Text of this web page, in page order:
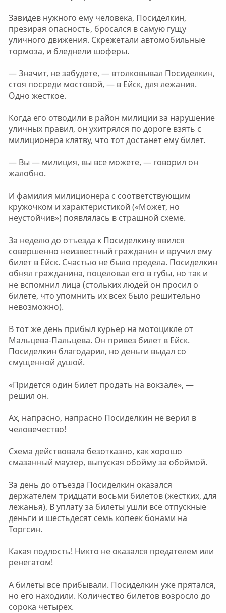
Завидев нужного ему человека, Посиделкин,
презирая опасность, бросался в самую гущу
уличного движения. Скрежетали автомобильные
тормоза, и бледнели шоферы.
— Значит, не забудете, — втолковывал Посиделкин,
стоя посреди мостовой, — в Ейск, для лежания.
Одно жесткое.
Когда его отводили в район милиции за нарушение
уличных правил, он ухитрялся по дороге взять с
милиционера клятву, что тот достанет ему билет.
— Вы — милиция, вы все можете, — говорил он
жалобно.
И фамилия милиционера с соответствующим
кружочком и характеристикой («Может, но
неустойчив») появлялась в страшной схеме.
За неделю до отъезда к Посиделкину явился
совершенно неизвестный гражданин и вручил ему
билет в Ейск. Счастью не было предела. Посиделкин
обнял гражданина, поцеловал его в губы, но так и
не вспомнил лица (стольких людей он просил о
билете, что упомнить их всех было решительно
невозможно).
В тот же день прибыл курьер на мотоцикле от
Мальцева-Пальцева. Он привез билет в Ейск.
Посиделкин благодарил, но деньги выдал со
смущенной душой.
«Придется один билет продать на вокзале», —
решил он.
Ax, напрасно, напрасно Посиделкин не верил в
человечество!
Схема действовала безотказно, как хорошо
смазанный маузер, выпуская обойму за обоймой.
За день до отъезда Посиделкин оказался
держателем тридцати восьми билетов (жестких, для
лежанья), В уплату за билеты ушли все отпускные
деньги и шестьдесят семь копеек бонами на
Торгсин.
Какая подлость! Никто не оказался предателем или
ренегатом!
А билеты все прибывали. Посиделкин уже прятался,
но его находили. Количество билетов возросло до
сорока четырех.